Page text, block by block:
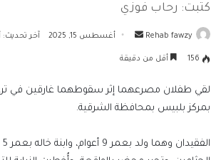
كتبت: رحاب فوزي
Rehab fawzy
أرسل أغسطس 15, 2025 آخر تحديث:
156 أقل من دقيقة
لقي طفلان مصرعهما إثر سقوطهما غارقين في
بمركز بلبيس بمحافظة الشرقية.